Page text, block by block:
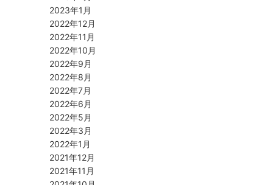
2023年1月
2022年12月
2022年11月
2022年10月
2022年9月
2022年8月
2022年7月
2022年6月
2022年5月
2022年3月
2022年1月
2021年12月
2021年11月